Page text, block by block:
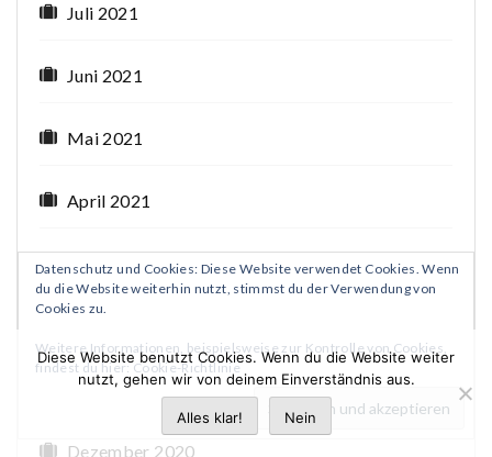
Juli 2021
Juni 2021
Mai 2021
April 2021
März 2021
Januar 2021
Dezember 2020
Datenschutz und Cookies: Diese Website verwendet Cookies. Wenn
du die Website weiterhin nutzt, stimmst du der Verwendung von
Cookies zu.
Weitere Informationen, beispielsweise zur Kontrolle von Cookies,
findest du hier:Cookie-Richtlinie
Diese Website benutzt Cookies. Wenn du die Website weiter
nutzt, gehen wir von deinem Einverständnis aus.
Alles klar! Nein